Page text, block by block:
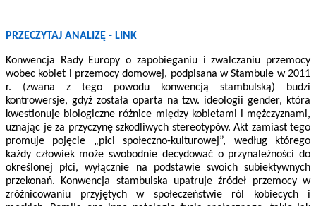
PRZECZYTAJ ANALIZĘ - LINK
Konwencja Rady Europy o zapobieganiu i zwalczaniu przemocy
wobec kobiet i przemocy domowej, podpisana w Stambule w 2011
r. (zwana z tego powodu konwencją stambulską) budzi
kontrowersje, gdyż została oparta na tzw. ideologii gender, która
kwestionuje biologiczne różnice między kobietami i mężczyznami,
uznając je za przyczynę szkodliwych stereotypów. Akt zamiast tego
promuje pojęcie „płci społeczno-kulturowej”, według którego
każdy człowiek może swobodnie decydować o przynależności do
określonej płci, wyłącznie na podstawie swoich subiektywnych
przekonań. Konwencja stambulska upatruje źródeł przemocy w
zróżnicowaniu przyjętych w społeczeństwie ról kobiecych i